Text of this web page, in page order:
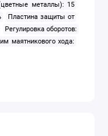
металлы): 15
Пластина защиты от
Регулировка оборотов:
маятникового хода: